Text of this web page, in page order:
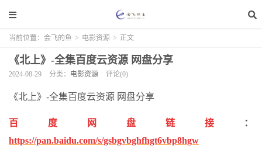
当前位置： 会飞的鱼 > 电影资源 > 正文
《北上》-全集百度云资源 网盘分享
2024-08-29 分类： 电影资源 评论(0)
《北上》-全集百度云资源 网盘分享
百度网盘链接
：
https://pan.baidu.com/s/gsbgvbghfhgt6vbp8hgw